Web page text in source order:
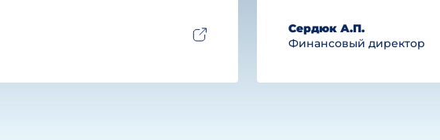
Сердюк А.П.
Финансовый директор